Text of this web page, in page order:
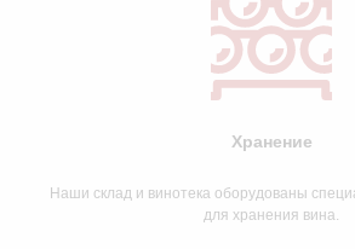
Хранение
Наши склад и винотека оборудованы
для хранения вина.